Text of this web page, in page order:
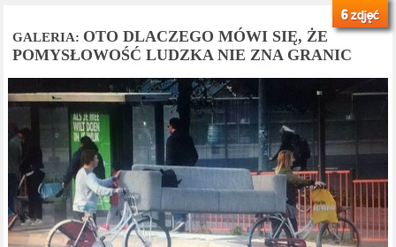
GALERIA: OTO DLACZEGO MÓWI SIĘ, ŻE
POMYSŁOWOŚĆ LUDZKA NIE ZNA GRANIC
6zdjęć